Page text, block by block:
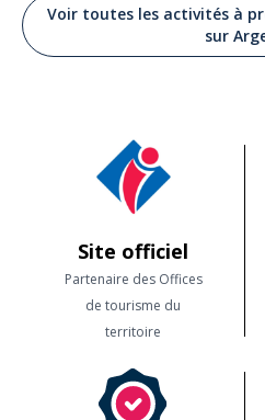
Voir toutes les activités à
sur
Site officiel
Partenaire des Offices
de tourisme du
territoire